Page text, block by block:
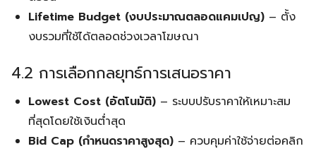
Lifetime Budget (งบประมาณตลอดแคมเปญ) – ตั้ง
งบรวมที่ใช้ได้ตลอดช่วงเวลาโฆษณา
4.2 การเลือกกลยุทธ์การเสนอราคา
Lowest Cost (อัตโนมัติ) – ระบบปรับราคาให้เหมาะสม
ที่สุดโดยใช้เงินต่ำสุด
Bid Cap (กำหนดราคาสูงสุด) – ควบคุมค่าใช้จ่ายต่อคลิก